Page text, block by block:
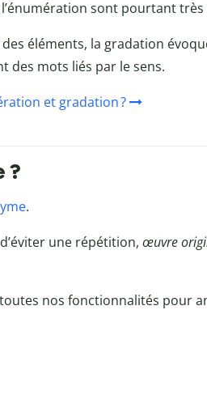
sont pourtant
éléments, la gradation
des mots liés par le sens.
et gradation ?
?
.
une répétition, œuvre
nos fonctionnalités pour